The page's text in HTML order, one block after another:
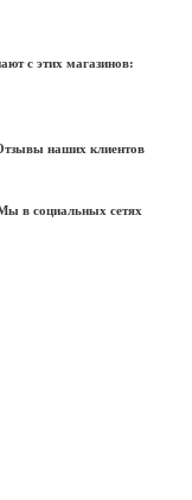
с этих магазинов:
наших клиентов
в социальных сетях